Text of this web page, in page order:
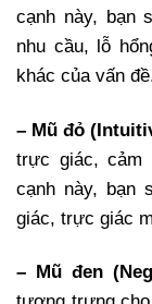
cạnh này, bạn
nhu cầu, lỗ
khác của vấn
– Mũ đỏ
trực giác, cảm
cạnh này, bạn
giác, trực giác
– Mũ đen